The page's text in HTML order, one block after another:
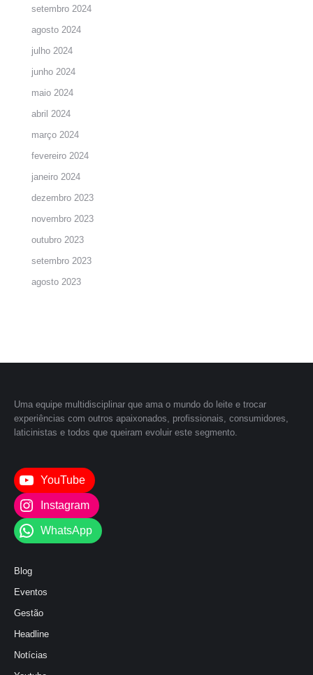
setembro 2024
agosto 2024
julho 2024
junho 2024
maio 2024
abril 2024
março 2024
fevereiro 2024
janeiro 2024
dezembro 2023
novembro 2023
outubro 2023
setembro 2023
agosto 2023
Uma equipe multidisciplinar que ama o mundo do leite e trocar
experiências com outros apaixonados, profissionais, consumidores,
laticinistas e todos que queiram evoluir este segmento.
YouTube
Instagram
WhatsApp
Blog
Eventos
Gestão
Headline
Notícias